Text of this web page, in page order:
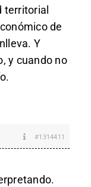
territorial
de
Y
y cuando no
#1314411